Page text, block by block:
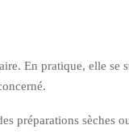
En pratique, elle
préparations sèches